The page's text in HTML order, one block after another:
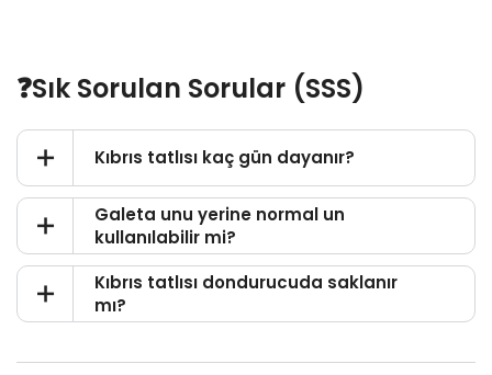
❓Sık Sorulan Sorular (SSS)
Kıbrıs tatlısı kaç gün dayanır?
Galeta unu yerine normal un
kullanılabilir mi?
Kıbrıs tatlısı dondurucuda saklanır
mı?